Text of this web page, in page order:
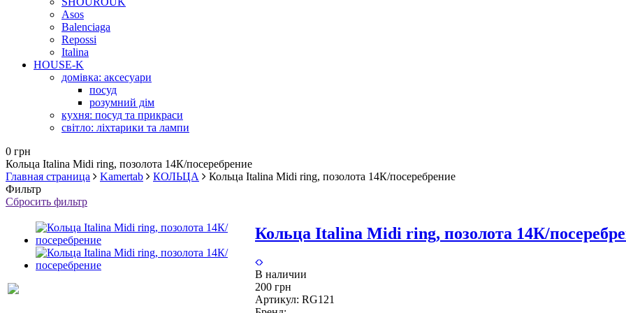
Asos
Balenciaga
Repossi
Italina
HOUSE-K
домівка: аксесуари
посуд
розумний дім
кухня: посуд та прикраси
світло: ліхтарики та лампи
0 грн
Кольца Italina Midi ring, позолота 14К/посеребрение
Главная страница
Kamertab КОЛЬЦА
Кольца Italina Midi ring, позолота 14К/посеребрение
Фильтр
Сбросить фильтр
Кольца Italina Midi ring, позолота 14К/
В наличии
200 грн
Артикул: RG121